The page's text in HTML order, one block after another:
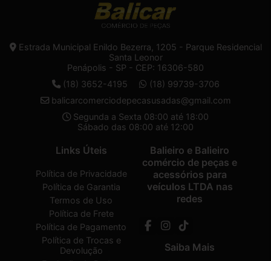
Estrada Municipal Enildo Bezerra, 1205 - Parque Residencial
Santa Leonor
Penápolis - SP - CEP: 16306-580
(18) 3652-4195
(18) 99739-3706
balicarcomerciodepecasusadas@gmail.com
Segunda a Sexta 08:00 até 18:00
Sábado das 08:00 até 12:00
Links Úteis
Política de Privacidade
Política de Garantia
Termos de Uso
Política de Frete
Política de Pagamento
Política de Trocas e
Devolução
Balieiro e Balieiro
comércio de peças e
acessórios para
veículos LTDA nas
redes
Saiba Mais